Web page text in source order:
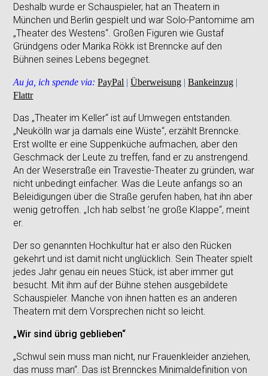
Deshalb wurde er Schauspieler, hat an Theatern in
München und Berlin gespielt und war Solo-Pantomime am
„Theater des Westens“. Großen Figuren wie Gustaf
Gründgens oder Marika Rökk ist Brenncke auf den
Bühnen seines Lebens begegnet.
Au ja, ich spende via:PayPal |Überweisung |Bankeinzug |
Flattr
Das „Theater im Keller“ ist auf Umwegen entstanden.
„Neukölln war ja damals eine Wüste“, erzählt Brenncke.
Erst wollte er eine Suppenküche aufmachen, aber den
Geschmack der Leute zu treffen, fand er zu anstrengend.
An der Weserstraße ein Travestie-Theater zu gründen, war
nicht unbedingt einfacher. Was die Leute anfangs so an
Beleidigungen über die Straße gerufen haben, hat ihn aber
wenig getroffen. „Ich hab selbst ’ne große Klappe“, meint
er.
Der so genannten Hochkultur hat er also den Rücken
gekehrt und ist damit nicht unglücklich. Sein Theater spielt
jedes Jahr genau ein neues Stück, ist aber immer gut
besucht. Mit ihm auf der Bühne stehen ausgebildete
Schauspieler. Manche von ihnen hatten es an anderen
Theatern mit dem Vorsprechen nicht so leicht.
„Wir sind übrig geblieben“
„Schwul sein muss man nicht, nur Frauenkleider anziehen,
das muss man“. Das ist Brennckes Minimaldefinition von